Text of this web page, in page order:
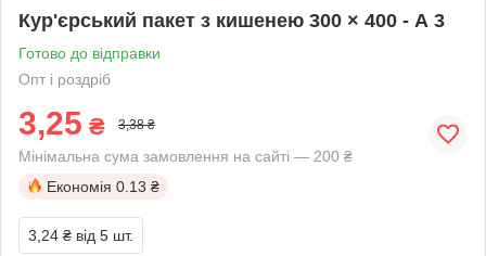
Кур'єрський пакет з кишенею 300 × 400 - А 3
Готово до відправки
Опт і роздріб
3,25 ₴ 3,38 ₴
Мінімальна сума замовлення на сайті — 200 ₴
Економія 0.13 ₴
3,24 ₴ від 5 шт.